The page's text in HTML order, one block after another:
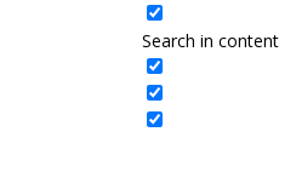
Search in content